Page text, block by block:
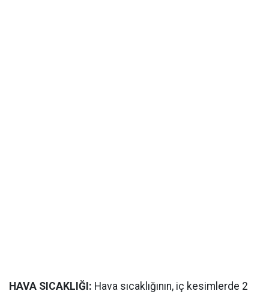
HAVA SICAKLIĞI: Hava sıcaklığının, iç kesimlerde 2